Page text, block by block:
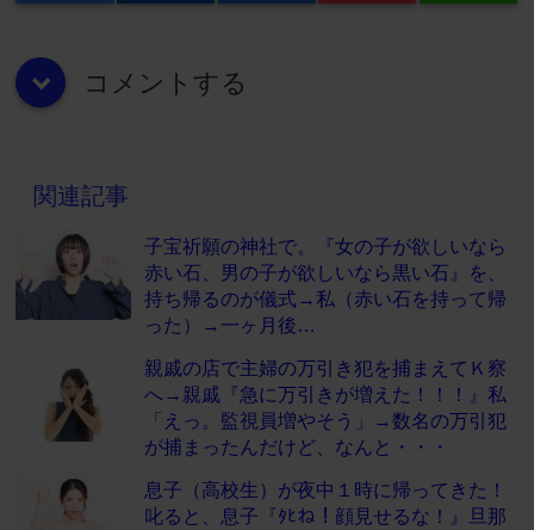
down コメントする
関連記事
子宝祈願の神社で。『女の子が欲しいなら
赤い石、男の子が欲しいなら黒い石』を、
持ち帰るのが儀式→私（赤い石を持って帰
った）→一ヶ月後…
親戚の店で主婦の万引き犯を捕まえてＫ察
へ→親戚『急に万引きが増えた！！！』私
「えっ。監視員増やそう」→数名の万引犯
が捕まったんだけど、なんと・・・
息子（高校生）が夜中１時に帰ってきた！
叱ると、息子『ﾀﾋね！顔見せるな！』旦那